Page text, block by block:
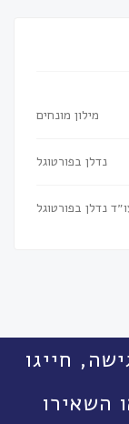
מילון מונחים
נדלן בפורטוגל
נדלן בפורטוגל
חייגו
926921448+ או השאירו